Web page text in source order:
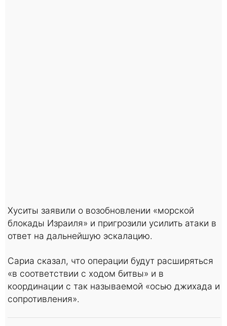
Хуситы заявили о возобновлении «морской
блокады Израиля» и пригрозили усилить атаки в
ответ на дальнейшую эскалацию.
Сариа сказал, что операции будут расширяться
«в соответствии с ходом битвы» и в
координации с так называемой «осью джихада и
сопротивления».